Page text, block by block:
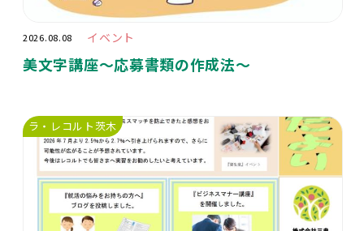
2026.08.08 イベント
美文字講座〜応募書類の作成法〜
ラ・レコルト茨木